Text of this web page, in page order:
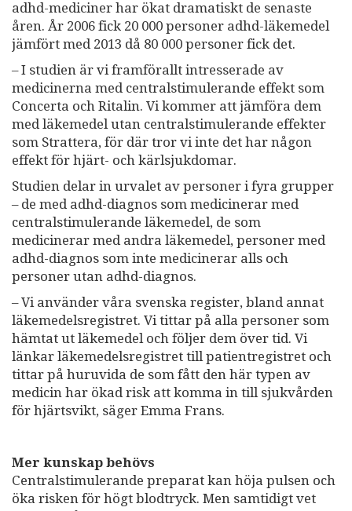
adhd-mediciner har ökat dramatiskt de senaste
åren. År 2006 fick 20 000 personer adhd-läkemedel
jämfört med 2013 då 80 000 personer fick det.
– I studien är vi framförallt intresserade av
medicinerna med centralstimulerande effekt som
Concerta och Ritalin. Vi kommer att jämföra dem
med läkemedel utan centralstimulerande effekter
som Strattera, för där tror vi inte det har någon
effekt för hjärt- och kärlsjukdomar.
Studien delar in urvalet av personer i fyra grupper
– de med adhd-diagnos som medicinerar med
centralstimulerande läkemedel, de som
medicinerar med andra läkemedel, personer med
adhd-diagnos som inte medicinerar alls och
personer utan adhd-diagnos.
– Vi använder våra svenska register, bland annat
läkemedelsregistret. Vi tittar på alla personer som
hämtat ut läkemedel och följer dem över tid. Vi
länkar läkemedelsregistret till patientregistret och
tittar på huruvida de som fått den här typen av
medicin har ökad risk att komma in till sjukvården
för hjärtsvikt, säger Emma Frans.
Mer kunskap behövs
Centralstimulerande preparat kan höja pulsen och
öka risken för högt blodtryck. Men samtidigt vet